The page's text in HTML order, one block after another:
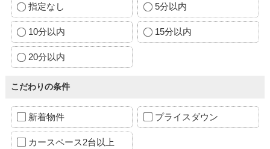
指定なし 5分以内
10分以内 15分以内
20分以内
こだわりの条件
新着物件 プライスダウン
カースペース2台以上